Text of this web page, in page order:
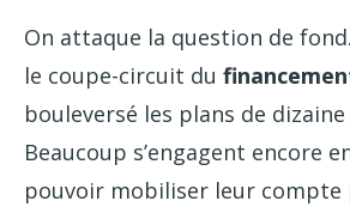
On attaque la question de
le coupe-circuit du
bouleversé les plans de
Beaucoup s’engagent encore
pouvoir mobiliser leur compte